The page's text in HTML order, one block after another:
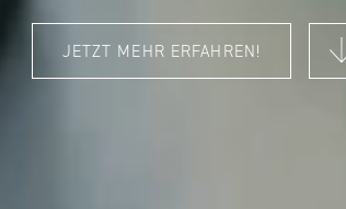
JETZT MEHR ERFAHREN!